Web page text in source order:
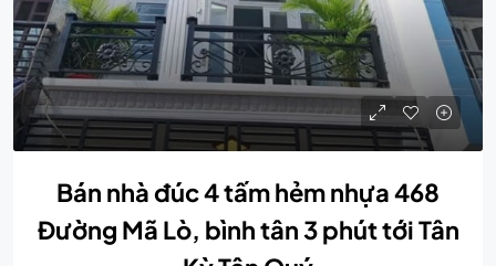
Bán nhà đúc 4 tấm hẻm nhựa 468
Đường Mã Lò, bình tân 3 phút tới Tân